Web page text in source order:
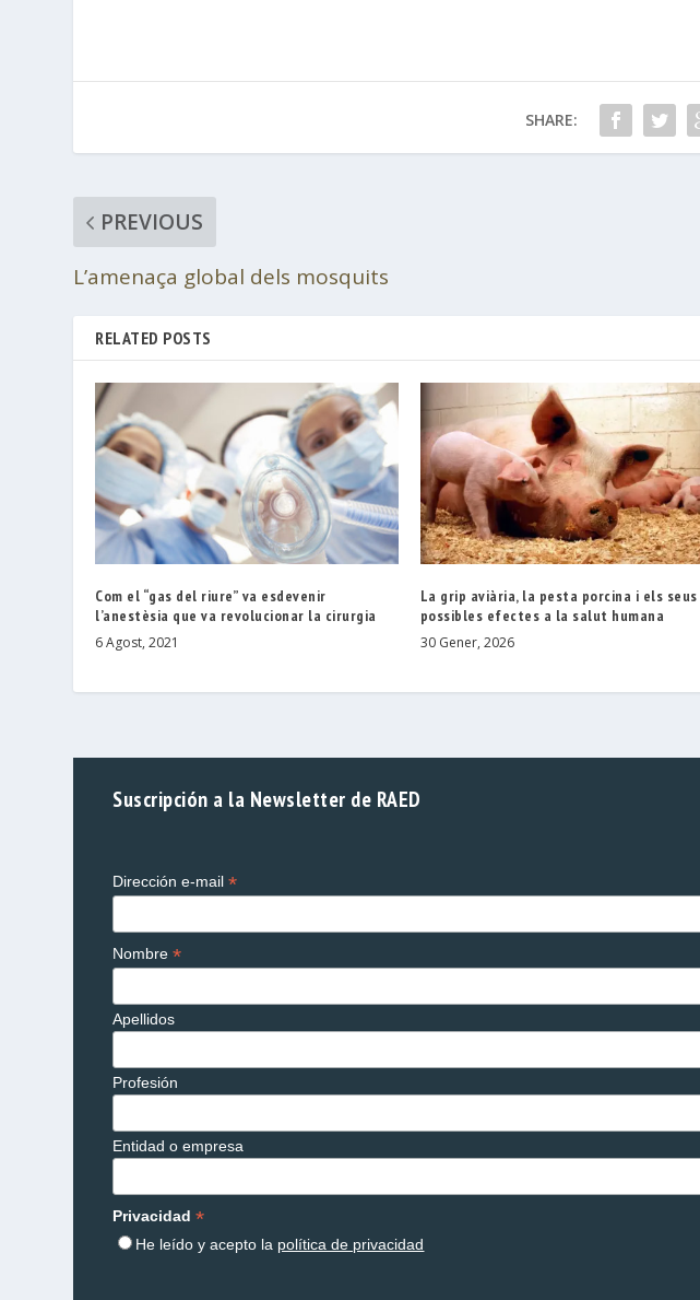
SHARE:
PREVIOUS
L’amenaça global dels mosquits
RELATED POSTS
Com el “gas del riure” va esdevenir
l’anestèsia que va revolucionar la cirurgia
6 Agost, 2021
La grip aviària, la pesta porcina i els seus
possibles efectes a la salut humana
30 Gener, 2026
Suscripción a la Newsletter de RAED
Dirección e-mail*
Nombre*
Apellidos
Profesión
Entidad o empresa
Privacidad*
He leído y acepto la política de privacidad